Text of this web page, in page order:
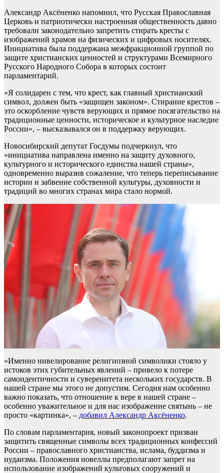
Александр Аксёненко напомнил, что Русская Православная
Церковь и патриотически настроенная общественность давно
требовали законодательно запретить стирать кресты с
изображений храмов на физических и цифровых носителях.
Инициатива была поддержана межфракционной группой по
защите христианских ценностей и структурами Всемирного
Русского Народного Собора в которых состоит
парламентарий.
«Я солидарен с тем, что крест, как главный христианский
символ, должен быть «защищен законом». Стирание крестов –
это оскорбление чувств верующих и прямое посягательство на
традиционные ценности, историческое и культурное наследие
России», – высказывался он в поддержку верующих.
Новосибирский депутат Госдумы подчеркнул, что
«инициатива направлена именно на защиту духовного,
культурного и исторического единства нашей страны»,
одновременно выразив сожаление, что теперь переписывание
истории и забвение собственной культуры, духовности и
традиций во многих странах мира стало нормой.
«Именно нивелирование религиозной символики стояло у
истоков этих губительных явлений – привело к потере
самоидентичности и суверенитета нескольких государств. В
нашей стране мы этого не допустим. Сегодня нам особенно
важно показать, что отношение к вере в нашей стране –
особенно уважительное и для нас изображение святынь – не
просто «картинка», – добавил Александр Аксёненко.
По словам парламентария, новый законопроект призван
защитить священные символы всех традиционных конфессий
России – православного христианства, ислама, буддизма и
иудаизма. Положения новеллы предполагают запрет на
использование изображений культовых сооружений и